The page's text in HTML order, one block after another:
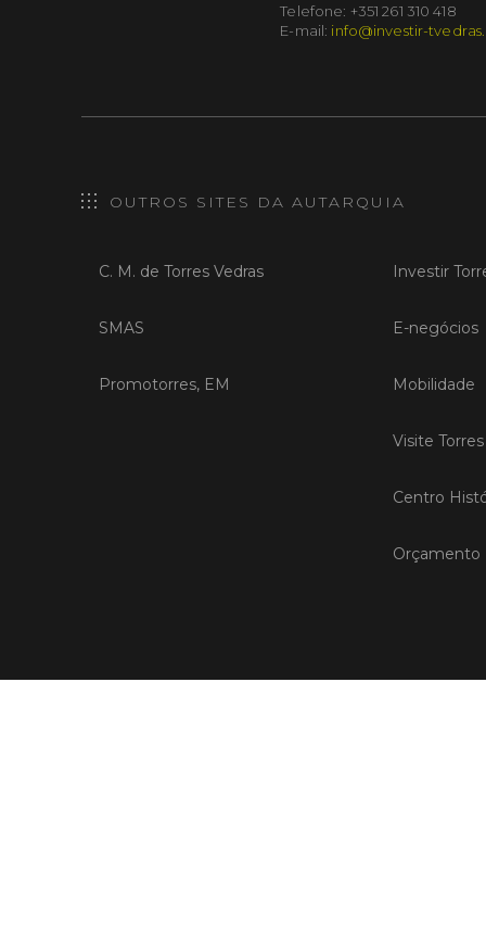
Telefone: +351 261 310 418
E-mail: info@investir-
OUTROS SITES DA AUTARQUIA
C. M. de Torres Vedras
SMAS
Promotorres, EM
Investir
E-negócios
Mobilidade
Visite
Centro
Orçamento